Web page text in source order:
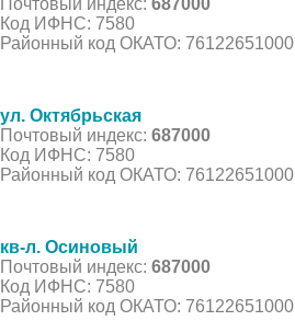
Код ИФНС: 7580
Районный код ОКАТО: 76122651000
ул. Октябрьская
Почтовый индекс: 687000
Код ИФНС: 7580
Районный код ОКАТО: 76122651000
кв-л. Осиновый
Почтовый индекс: 687000
Код ИФНС: 7580
Районный код ОКАТО: 76122651000